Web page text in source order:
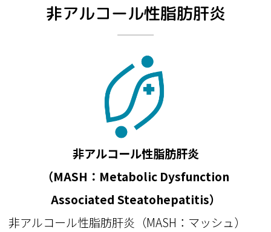
非アルコール性脂肪肝炎
非アルコール性脂肪肝炎
（MASH：Metabolic Dysfunction
Associated Steatohepatitis）
非アルコール性脂肪肝炎（MASH：マッシュ）